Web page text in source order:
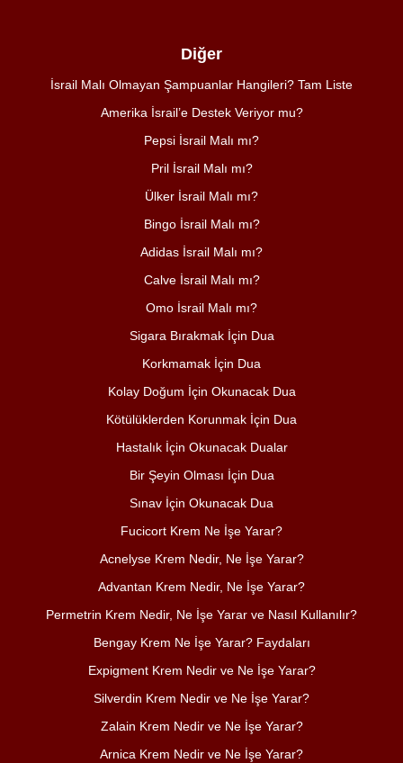
Diğer
İsrail Malı Olmayan Şampuanlar Hangileri? Tam Liste
Amerika İsrail’e Destek Veriyor mu?
Pepsi İsrail Malı mı?
Pril İsrail Malı mı?
Ülker İsrail Malı mı?
Bingo İsrail Malı mı?
Adidas İsrail Malı mı?
Calve İsrail Malı mı?
Omo İsrail Malı mı?
Sigara Bırakmak İçin Dua
Korkmamak İçin Dua
Kolay Doğum İçin Okunacak Dua
Kötülüklerden Korunmak İçin Dua
Hastalık İçin Okunacak Dualar
Bir Şeyin Olması İçin Dua
Sınav İçin Okunacak Dua
Fucicort Krem Ne İşe Yarar?
Acnelyse Krem Nedir, Ne İşe Yarar?
Advantan Krem Nedir, Ne İşe Yarar?
Permetrin Krem Nedir, Ne İşe Yarar ve Nasıl Kullanılır?
Bengay Krem Ne İşe Yarar? Faydaları
Expigment Krem Nedir ve Ne İşe Yarar?
Silverdin Krem Nedir ve Ne İşe Yarar?
Zalain Krem Nedir ve Ne İşe Yarar?
Arnica Krem Nedir ve Ne İşe Yarar?